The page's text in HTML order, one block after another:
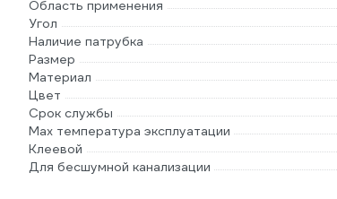
Область применения
Угол
Наличие патрубка
Размер
Материал
Цвет
Срок службы
Max температура эксплуатации
Клеевой
Для бесшумной канализации